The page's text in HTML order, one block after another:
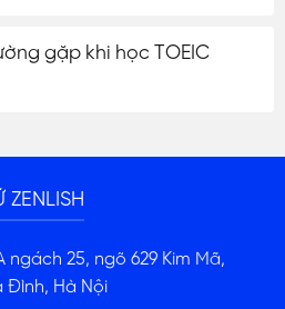
gặp khi học TOEIC
ZENLISH
ngách 25, ngõ 629 Kim Mã,
Đình, Hà Nội